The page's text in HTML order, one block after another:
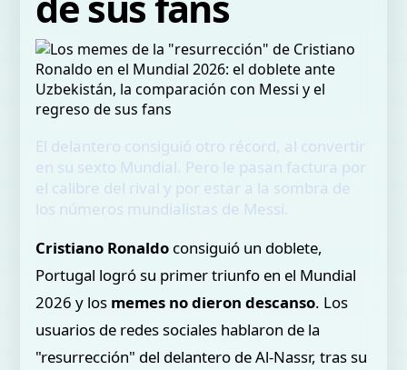
El delantero consiguió otro récord, al convertir
en su sexto Mundial. Pero le pasan factura por
el calibre del rival y por estar a la sombra de
los números mundialistas de Messi.
Cristiano Ronaldo consiguió un doblete,
Portugal logró su primer triunfo en el Mundial
2026 y los memes no dieron descanso. Los
usuarios de redes sociales hablaron de la
"resurrección" del delantero de Al-Nassr, tras su